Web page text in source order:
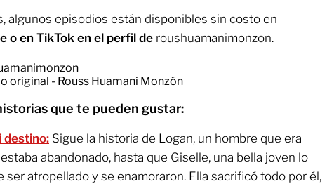
algunos episodios están disponibles sin costo en
o en TikTok en el perfil de roushuamanimonzon.
original - Rouss Huamani Monzón
que te pueden gustar:
destino: Sigue la historia de Logan, un hombre que era
abandonado, hasta que Giselle, una bella joven lo
ser atropellado y se enamoraron. Ella sacrificó todo por él,